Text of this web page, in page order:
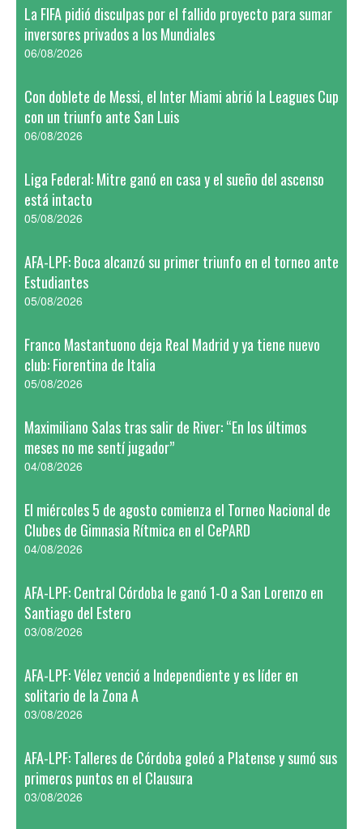
La FIFA pidió disculpas por el fallido proyecto para sumar
inversores privados a los Mundiales
06/08/2026
Con doblete de Messi, el Inter Miami abrió la Leagues Cup
con un triunfo ante San Luis
06/08/2026
Liga Federal: Mitre ganó en casa y el sueño del ascenso
está intacto
05/08/2026
AFA-LPF: Boca alcanzó su primer triunfo en el torneo ante
Estudiantes
05/08/2026
Franco Mastantuono deja Real Madrid y ya tiene nuevo
club: Fiorentina de Italia
05/08/2026
Maximiliano Salas tras salir de River: “En los últimos
meses no me sentí jugador”
04/08/2026
El miércoles 5 de agosto comienza el Torneo Nacional de
Clubes de Gimnasia Rítmica en el CePARD
04/08/2026
AFA-LPF: Central Córdoba le ganó 1-0 a San Lorenzo en
Santiago del Estero
03/08/2026
AFA-LPF: Vélez venció a Independiente y es líder en
solitario de la Zona A
03/08/2026
AFA-LPF: Talleres de Córdoba goleó a Platense y sumó sus
primeros puntos en el Clausura
03/08/2026